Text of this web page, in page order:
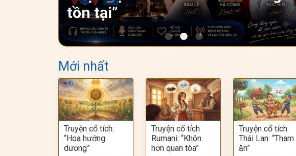
tồn tại”
Mới nhất
Truyện cổ tích:
“Hoa hướng
dương”
Truyện cổ tích
Rumani: “Khôn
hơn quan tòa”
Truyện cổ tích
Thái Lan: “Tham
ăn”